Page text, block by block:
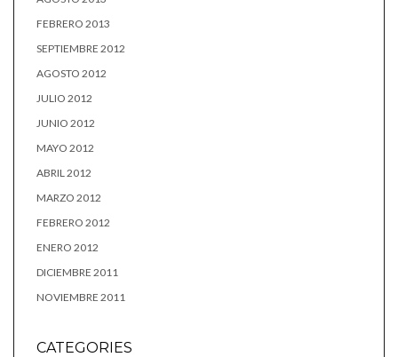
FEBRERO 2013
SEPTIEMBRE 2012
AGOSTO 2012
JULIO 2012
JUNIO 2012
MAYO 2012
ABRIL 2012
MARZO 2012
FEBRERO 2012
ENERO 2012
DICIEMBRE 2011
NOVIEMBRE 2011
CATEGORIES